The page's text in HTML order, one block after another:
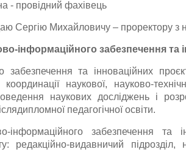
- провідний фахівець
Сергію Михайловичу – проректору з
інформаційного забезпечення та
забезпечення та інноваційних
наукової, науково-
наукових досліджень і
педагогічної освіти.
інформаційного забезпечення та
редакційно-видавничий